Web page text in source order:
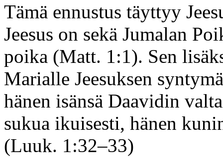
Tämä ennustus täyttyy
Jeesus on sekä Jumalan
poika (Matt. 1:1). Sen
Marialle Jeesuksen
hänen isänsä Daavidin
sukua ikuisesti, hänen
(Luuk. 1:32–33)